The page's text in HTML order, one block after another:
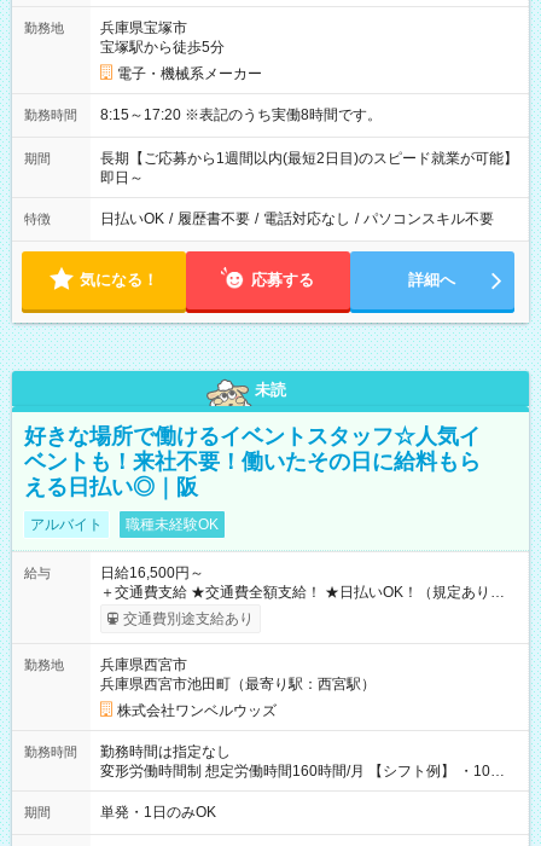
勤務地
兵庫県宝塚市
宝塚駅から徒歩5分
電子・機械系メーカー
勤務時間 8:15～17:20 ※表記のうち実働8時間です。
期間
長期【ご応募から1週間以内(最短2日目)のスピード就業が可能】
即日～
特徴 日払いOK / 履歴書不要 / 電話対応なし / パソコンスキル不要
気になる！ 応募する 詳細へ
未読
好きな場所で働けるイベントスタッフ☆人気イ
ベントも！来社不要！働いたその日に給料もら
える日払い◎｜阪
アルバイト 職種未経験OK
給与
日給16,500円～
＋交通費支給 ★交通費全額支給！ ★日払いOK！（規定あり） ┗
働いたその日に現金GET♪ お仕事後はコンビニATMから 日払
交通費別途支給あり
勤務地
兵庫県西宮市
兵庫県西宮市池田町（最寄り駅：西宮駅）
株式会社ワンベルウッズ
勤務時間
勤務時間は指定なし
変形労働時間制 想定労働時間160時間/月 【シフト例】 ・10：
00～20：00
期間 単発・1日のみOK